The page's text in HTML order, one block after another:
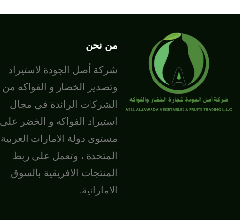
من نحن
شركة أصل الجودة لاستيراد
وتصدير الخضار و الفواكه من
الشركات الرائدة في مجال
استيراد الفواكه و الخضر على
مستوى دولة الامارات العربية
المتحدة ، وتعمل على ربط
المنتجات الافريقية بالسوق
الاماراتية.